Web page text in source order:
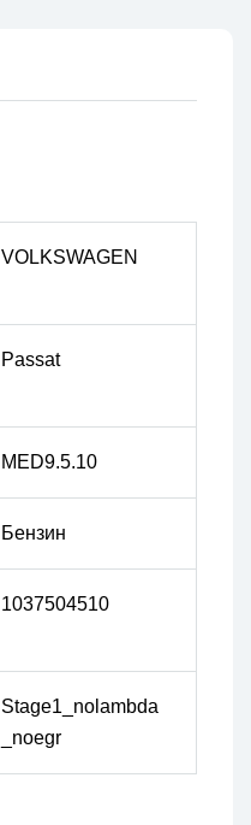
VOLKSWAGEN
Passat
MED9.5.10
Бензин
1037504510
Stage1_nolambda
_noegr